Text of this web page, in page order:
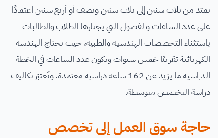
تمتد من ثلاث سنين إلى ثلاث سنين ونصف أو أربع سنين اعتمادًا
على عدد الساعات والفصول التي يجتازها الطلاب والطالبات
باستثناء التخصصات الهندسية والطبية، حيث تحتاج الهندسة
الكهربائية تقريبًا خمس سنوات ويكون عدد الساعات في الخطة
الدراسية ما يزيد عن 162 ساعة دراسية معتمدة. وتُعتبَر تكاليف
دراسة التخصص متوسطة.
حاجة سوق العمل إلى تخصص